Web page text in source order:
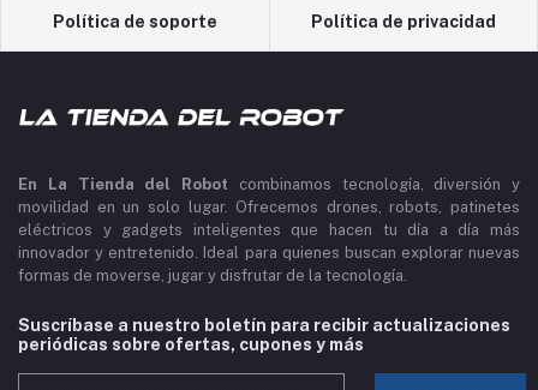
Política de soporte Política de privacidad
En La Tienda del Robot combinamos tecnología, diversión y
movilidad en un solo lugar. Ofrecemos drones, robots, patinetes
eléctricos y gadgets inteligentes que hacen tu día a día más
innovador y entretenido. Ideal para quienes buscan explorar nuevas
formas de moverse, jugar y disfrutar de la tecnología.
Suscríbase a nuestro boletín para recibir actualizaciones
periódicas sobre ofertas, cupones y más